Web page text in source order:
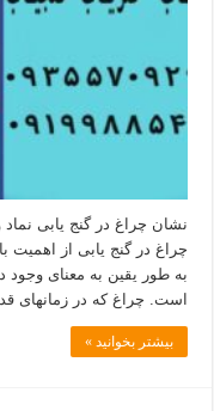
نشان چراغ در گنج یابی
چراغ در گنج یابی از اهمیت
به طور یقین به معنای وجود
است. چراغ که در زمانهای
بیشتر بخوانید »